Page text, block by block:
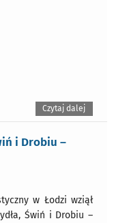
Czytaj dalej
i Drobiu –
w Łodzi wziął
Świń i Drobiu –